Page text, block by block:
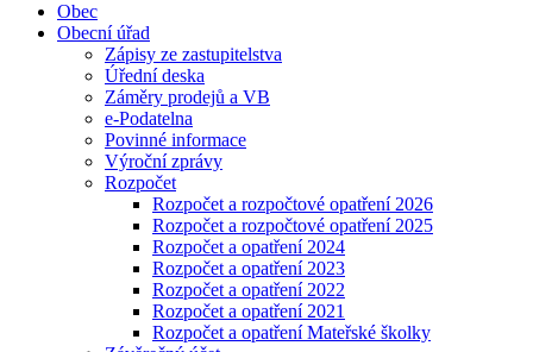
Obec
Obecní úřad
Zápisy ze zastupitelstva
Úřední deska
Záměry prodejů a VB
e-Podatelna
Povinné informace
Výroční zprávy
Rozpočet
Rozpočet a rozpočtové opatření 2026
Rozpočet a rozpočtové opatření 2025
Rozpočet a opatření 2024
Rozpočet a opatření 2023
Rozpočet a opatření 2022
Rozpočet a opatření 2021
Rozpočet a opatření Mateřské školky